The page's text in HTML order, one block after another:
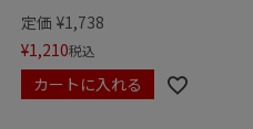
定価 ¥1,738
¥1,210税込
カートに入れる